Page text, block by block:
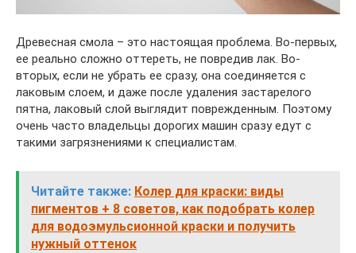
Древесная смола – это настоящая проблема. Во-первых,
ее реально сложно оттереть, не повредив лак. Во-
вторых, если не убрать ее сразу, она соединяется с
лаковым слоем, и даже после удаления застарелого
пятна, лаковый слой выглядит поврежденным. Поэтому
очень часто владельцы дорогих машин сразу едут с
такими загрязнениями к специалистам.
Читайте также: Колер для краски: виды
пигментов + 8 советов, как подобрать колер
для водоэмульсионной краски и получить
нужный оттенок